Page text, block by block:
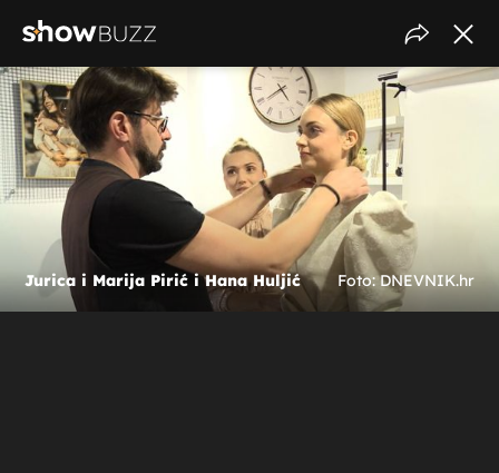
Jurica i Marija Pirić i Hana Huljić Foto: DNEVNIK.hr